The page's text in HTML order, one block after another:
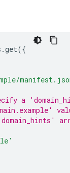
.get({
a